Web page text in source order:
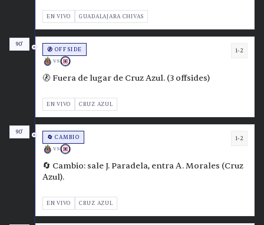
EN VIVO GUADALAJARA CHIVAS
90'
🚷 OFFSIDE
VS
1-2
🚷 Fuera de lugar de Cruz Azul. (3 offsides)
EN VIVO CRUZ AZUL
90'
🔄 CAMBIO
VS
1-2
🔄 Cambio: sale J. Paradela, entra A. Morales (Cruz
Azul).
EN VIVO CRUZ AZUL